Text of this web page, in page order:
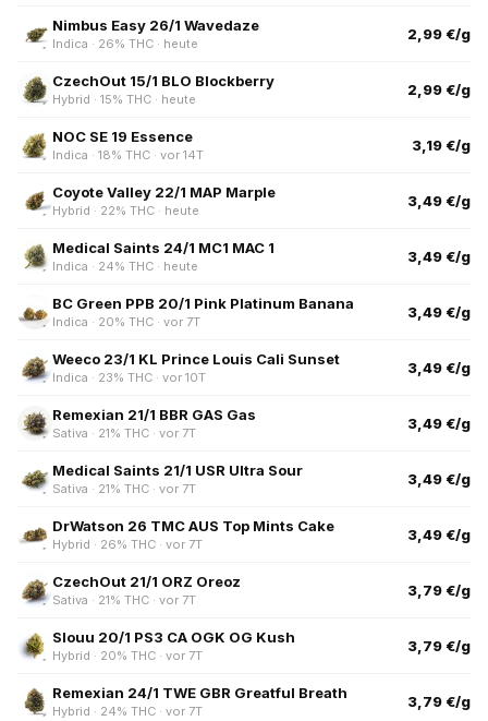
Nimbus Easy 26/1 Wavedaze
Indica · 26% THC · heute
2,99 €/g
CzechOut 15/1 BLO Blockberry
Hybrid · 15% THC · heute
2,99 €/g
NOC SE 19 Essence
Indica · 18% THC · vor 14T
3,19 €/g
Coyote Valley 22/1 MAP Marple
Hybrid · 22% THC · heute
3,49 €/g
Medical Saints 24/1 MC1 MAC 1
Indica · 24% THC · heute
3,49 €/g
BC Green PPB 20/1 Pink Platinum Banana
Indica · 20% THC · vor 7T
3,49 €/g
Weeco 23/1 KL Prince Louis Cali Sunset
Indica · 23% THC · vor 10T
3,49 €/g
Remexian 21/1 BBR GAS Gas
Sativa · 21% THC · vor 7T
3,49 €/g
Medical Saints 21/1 USR Ultra Sour
Sativa · 21% THC · vor 7T
3,49 €/g
DrWatson 26 TMC AUS Top Mints Cake
Hybrid · 26% THC · vor 7T
3,49 €/g
CzechOut 21/1 ORZ Oreoz
Sativa · 21% THC · vor 7T
3,79 €/g
Slouu 20/1 PS3 CA OGK OG Kush
Hybrid · 20% THC · vor 7T
3,79 €/g
Remexian 24/1 TWE GBR Greatful Breath
Hybrid · 24% THC · vor 7T
3,79 €/g